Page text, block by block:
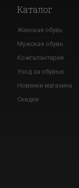
Каталог
Женская обувь
Мужская обувь
Кожгалантерея
Уход за обувью
Новинки магазина
Скидки